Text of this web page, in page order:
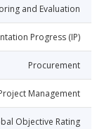
Monitoring and
Project
Global Objective